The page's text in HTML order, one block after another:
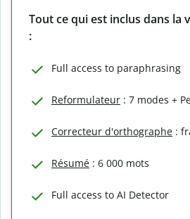
Tout ce qui est inclus dans la
:
Full access to paraphrasing
Reformulateur : 7 modes +
Correcteur d'orthographe :
Résumé : 6 000 mots
Full access to AI Detector